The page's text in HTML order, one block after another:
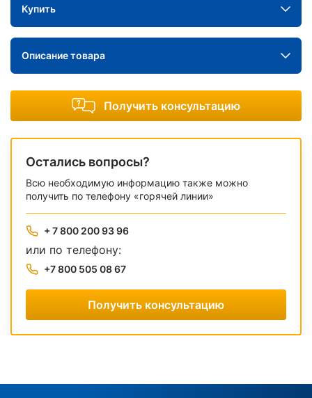
Купить
Описание товара
Получить консультацию
Остались вопросы?
Всю необходимую информацию также можно
получить по телефону «горячей линии»
+ 7 800 200 93 96
или по телефону:
+7 800 505 08 67
Получить консультацию